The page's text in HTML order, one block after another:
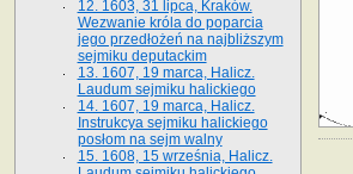
12. 1603, 31 lipca, Kraków.
Wezwanie króla do poparcia
jego przedłożeń na najbliższym
sejmiku deputackim
13. 1607, 19 marca, Halicz.
Laudum sejmiku halickiego
14. 1607, 19 marca, Halicz.
Instrukcya sejmiku halickiego
posłom na sejm walny
15. 1608, 15 września, Halicz.